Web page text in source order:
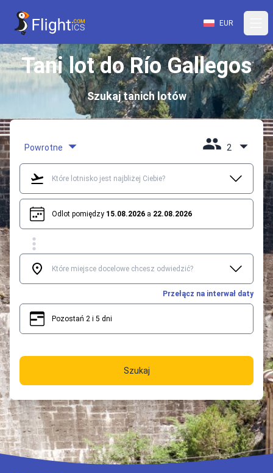
EUR
Tani lot do Río Gallegos
Szukaj tanich lotów
Powrotne 2
Odlot pomiędzy 15.08.2026 a 22.08.2026
Przełącz na interwał daty
Pozostań 2 i 5 dni
Szukaj